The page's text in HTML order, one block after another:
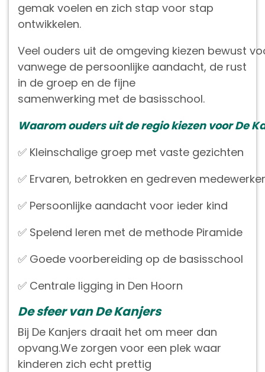
gemak voelen en zich stap voor stap
ontwikkelen.
Veel ouders uit de omgeving kiezen bewust
vanwege de persoonlijke aandacht, de rust
in de groep en de fijne
samenwerking met de basisschool.
Waarom ouders uit de regio kiezen voor De
✅ Kleinschalige groep met vaste gezichten
✅ Ervaren, betrokken en gedreven
✅ Persoonlijke aandacht voor ieder kind
✅ Spelend leren met de methode Piramide
✅ Goede voorbereiding op de basisschool
✅ Centrale ligging in Den Hoorn
De sfeer van De Kanjers
Bij De Kanjers draait het om meer dan
opvang.We zorgen voor een plek waar
kinderen zich echt prettig